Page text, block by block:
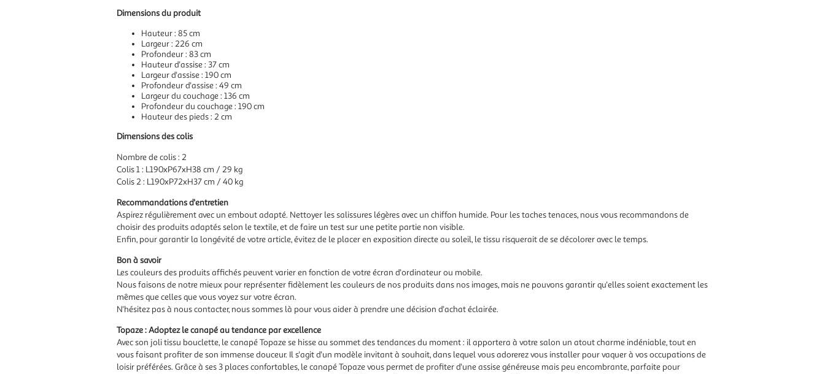
Dimensions du produit
Hauteur : 85 cm
Largeur : 226 cm
Profondeur : 83 cm
Hauteur d'assise : 37 cm
Largeur d'assise : 190 cm
Profondeur d'assise : 49 cm
Largeur du couchage : 136 cm
Profondeur du couchage : 190 cm
Hauteur des pieds : 2 cm
Dimensions des colis
Nombre de colis : 2
Colis 1 : L190xP67xH38 cm / 29 kg
Colis 2 : L190xP72xH37 cm / 40 kg
Recommandations d'entretien
Aspirez régulièrement avec un embout adapté. Nettoyer les salissures légères avec un chiffon humide. Pour les taches tenaces, nous vous recommandons de
choisir des produits adaptés selon le textile, et de faire un test sur une petite partie non visible.
Enfin, pour garantir la longévité de votre article, évitez de le placer en exposition directe au soleil, le tissu risquerait de se décolorer avec le temps.
Bon à savoir
Les couleurs des produits affichés peuvent varier en fonction de votre écran d'ordinateur ou mobile.
Nous faisons de notre mieux pour représenter fidèlement les couleurs de nos produits dans nos images, mais ne pouvons garantir qu'elles soient exactement les
mêmes que celles que vous voyez sur votre écran.
N'hésitez pas à nous contacter, nous sommes là pour vous aider à prendre une décision d'achat éclairée.
Topaze : Adoptez le canapé au tendance par excellence
Avec son joli tissu bouclette, le canapé Topaze se hisse au sommet des tendances du moment : il apportera à votre salon un atout charme indéniable, tout en
vous faisant profiter de son immense douceur. Il s'agit d'un modèle invitant à souhait, dans lequel vous adorerez vous installer pour vaquer à vos occupations de
loisir préférées. Grâce à ses 3 places confortables, le canapé Topaze vous permet de profiter d'une assise généreuse mais peu encombrante, parfaite pour